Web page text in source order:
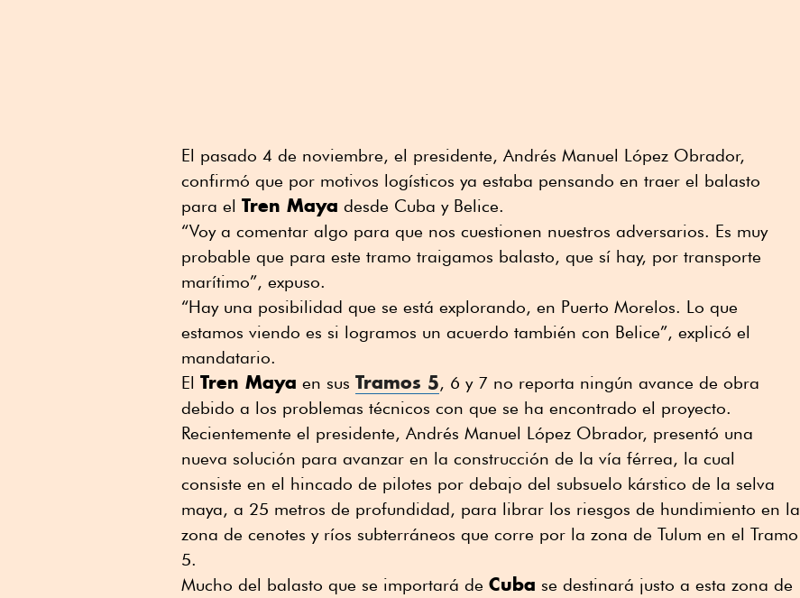
El pasado 4 de noviembre, el presidente, Andrés Manuel López Obrador,
confirmó que por motivos logísticos ya estaba pensando en traer el balasto
para el Tren Maya desde Cuba y Belice.
“Voy a comentar algo para que nos cuestionen nuestros adversarios. Es muy
probable que para este tramo traigamos balasto, que sí hay, por transporte
marítimo”, expuso.
“Hay una posibilidad que se está explorando, en Puerto Morelos. Lo que
estamos viendo es si logramos un acuerdo también con Belice”, explicó el
mandatario.
El Tren Maya en sus Tramos 5, 6 y 7 no reporta ningún avance de obra
debido a los problemas técnicos con que se ha encontrado el proyecto.
Recientemente el presidente, Andrés Manuel López Obrador, presentó una
nueva solución para avanzar en la construcción de la vía férrea, la cual
consiste en el hincado de pilotes por debajo del subsuelo kárstico de la selva
maya, a 25 metros de profundidad, para librar los riesgos de hundimiento en la
zona de cenotes y ríos subterráneos que corre por la zona de Tulum en el Tramo
5.
Mucho del balasto que se importará de Cuba se destinará justo a esta zona de